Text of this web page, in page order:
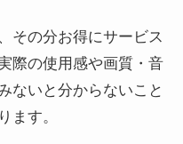
その分お得にサービス
際の使用感や画質・音
ないと分からないこと
ます。